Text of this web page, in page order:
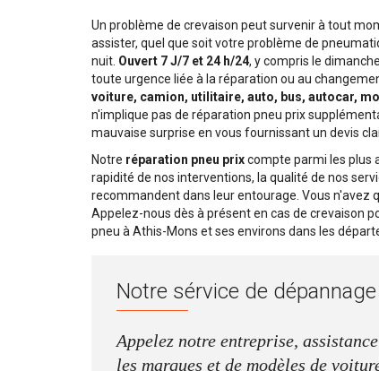
Un problème de crevaison peut survenir à tout
assister, quel que soit votre problème de
nuit. Ouvert 7 J/7 et 24 h/24, y compris le
toute urgence liée à la réparation ou au
voiture, camion, utilitaire, auto, bus, autocar,
n'implique pas de réparation pneu prix
mauvaise surprise en vous fournissant un devis
Notre réparation pneu prixcompte parmi les plus
rapidité de nos interventions, la qualité de nos
recommandent dans leur entourage. Vous n'avez
Appelez-nous dès à présent en cas de crevaison
pneu à Athis-Mons et ses environs dans les
Notre sérvice de dépannage
Appelez notre entreprise,
les marques et de modèles de